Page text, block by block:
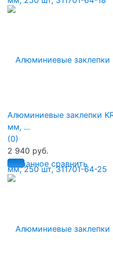
избранное сравнить
Алюминиевые заклепки
мм, ...
(0)
2 940 руб.